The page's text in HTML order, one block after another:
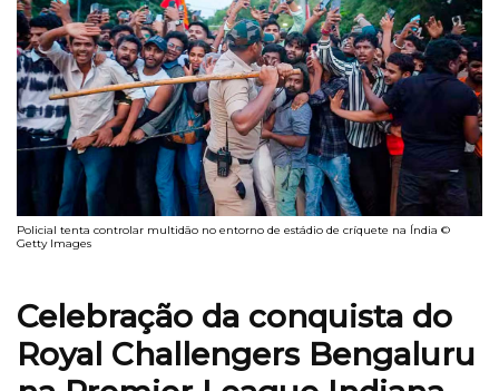
Policial tenta controlar multidão no entorno de estádio de críquete na Índia ©
Getty Images
Celebração da conquista do
Royal Challengers Bengaluru